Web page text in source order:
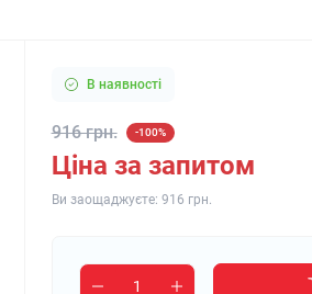
В наявності
916 грн. -100%
Ціна за запитом
Ви заощаджуєте: 916 грн.